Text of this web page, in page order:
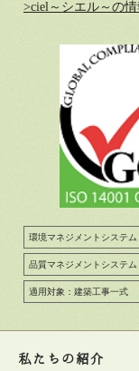
>ciel～シエル～の
環境マネジメントシステム
品質マネジメントシステム
適用対象：建築工事一式
私たちの紹介